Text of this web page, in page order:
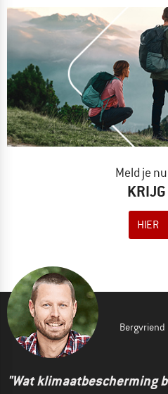
Meld je
HIER
"Wat klimaatbescherming